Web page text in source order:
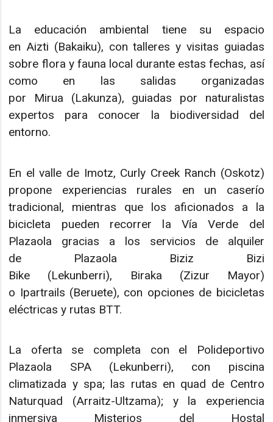
La educación ambiental tiene su espacio
en Aizti (Bakaiku), con talleres y visitas guiadas
sobre flora y fauna local durante estas fechas, así
como en las salidas organizadas
por Mirua (Lakunza), guiadas por naturalistas
expertos para conocer la biodiversidad del
entorno.
En el valle de Imotz, Curly Creek Ranch (Oskotz)
propone experiencias rurales en un caserío
tradicional, mientras que los aficionados a la
bicicleta pueden recorrer la Vía Verde del
Plazaola gracias a los servicios de alquiler
de Plazaola Biziz Bizi
Bike (Lekunberri), Biraka (Zizur Mayor)
o Ipartrails (Beruete), con opciones de bicicletas
eléctricas y rutas BTT.
La oferta se completa con el Polideportivo
Plazaola SPA (Lekunberri), con piscina
climatizada y spa; las rutas en quad de Centro
Naturquad (Arraitz-Ultzama); y la experiencia
inmersiva Misterios del Hostal